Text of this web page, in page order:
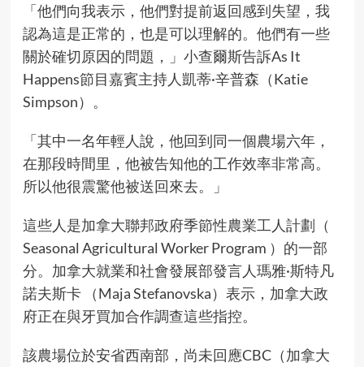
「他們向我表示，他們對提前返回感到失望，我
認為這是正常的，也是可以理解的。他們有一些
關於確切原因的問題，」小查爾斯告訴As It
Happens節目嘉賓主持人凱蒂·辛普森（Katie
Simpson）。
「其中一名年輕人說，他回到同一個農場六年，
在那段時間里，他被告知他的工作效率非常高。
所以他很震驚他被送回來去。」
這些人是加拿大聯邦政府季節性農業工人計劃（
Seasonal Agricultural Worker Program ）的一部
分。加拿大就業和社會發展部發言人瑪雅·斯特凡
諾夫斯卡 （Maja Stefanovska）表示，加拿大政
府正在與牙買加合作調查這些指控。
該農場位於安省西南部，尚未回應CBC（加拿大